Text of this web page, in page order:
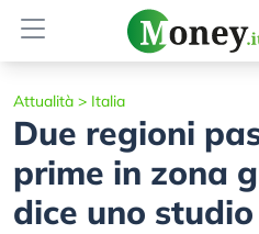
Attualità > Italia
Due regioni
prime in zona
dice uno studio